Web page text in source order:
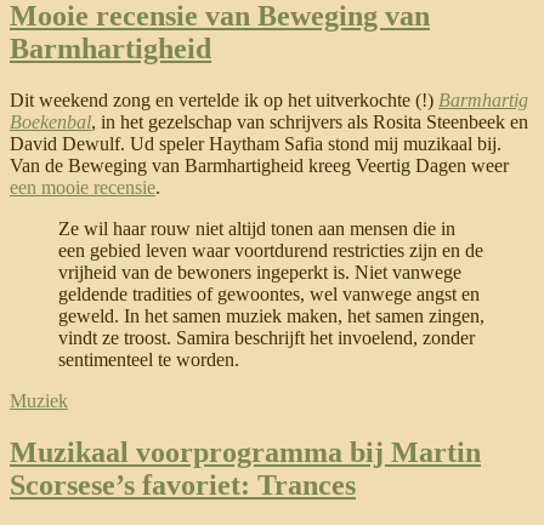
Mooie recensie van Beweging van
Barmhartigheid
Dit weekend zong en vertelde ik op het uitverkochte (!) Barmhartig
Boekenbal, in het gezelschap van schrijvers als Rosita Steenbeek en
David Dewulf. Ud speler Haytham Safia stond mij muzikaal bij.
Van de Beweging van Barmhartigheid kreeg Veertig Dagen weer
een mooie recensie.
Ze wil haar rouw niet altijd tonen aan mensen die in
een gebied leven waar voortdurend restricties zijn en de
vrijheid van de bewoners ingeperkt is. Niet vanwege
geldende tradities of gewoontes, wel vanwege angst en
geweld. In het samen muziek maken, het samen zingen,
vindt ze troost. Samira beschrijft het invoelend, zonder
sentimenteel te worden.
Muziek
Muzikaal voorprogramma bij Martin
Scorsese’s favoriet: Trances